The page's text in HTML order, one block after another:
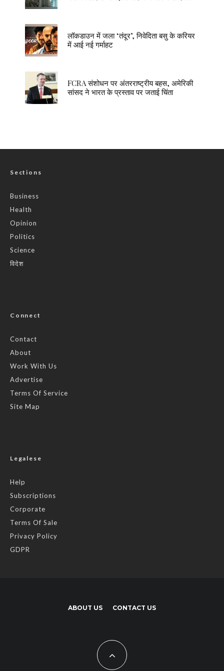
लॉकडाउन में जला ‘तंदूर’, निवेदिता बसु के करियर
में आई नई गर्माहट
FCRA संशोधन पर अंतरराष्ट्रीय बहस, अमेरिकी
सांसद ने भारत के प्रस्ताव पर जताई चिंता
Sections
Business
Health
Opinion
Politics
Science
विदेश
Connect
Contact
About
Work With Us
Advertise
Terms Of Service
Site Map
Legalese
Help
Subscriptions
Corporate
Terms Of Sale
Privacy Policy
GDPR
ABOUT US CONTACT US